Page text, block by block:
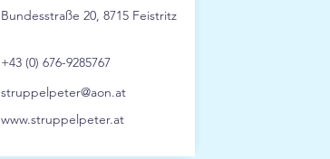
Bundesstraße 20, 8715 Feistritz
+43 (0) 676-9285767
struppelpeter@aon.at
www.struppelpeter.at